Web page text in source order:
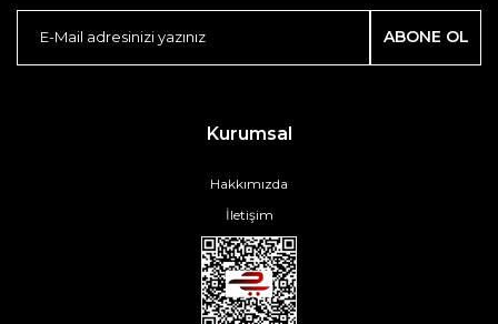
ABONE OL
Kurumsal
Hakkımızda
İletişim